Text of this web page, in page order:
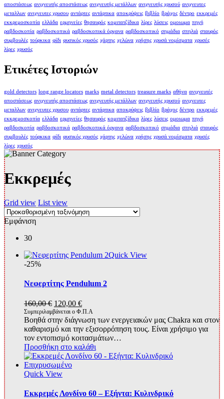
αποστάσεως ανιχνευτής αποστάσεως ανιχνευτής μετάλλων ανιχνευτής χρυσού ανιχνευτες
μεταλλων ανιχνευτες χρυσου αντάρτες αντάρτικα αποκρύψεις βιβλίο βράχος δέντρο εκκρεμές
εκκρεμοσκοπία ελλάδα ερμηνείες θησαυρός κομιτατζίδικα λίρες λύσεις ομοιωμα πηγή
ραβδοσκοπία ραβδοσκοπικά ραβδοσκοπικά όργανα ραβδοσκοπικό σημάδια σπηλιά σταυρός
συμβουλές τούρκικα φίδι φυσικός χρυσός χάρτης χελώνα χρήσης χρυσά νομίσματα χρυσές
λίρες χρυσός
Ετικέτες Ιστοριών
gold detectors long range locators marks metal detectors treasure marks αθήνα ανιχνευτές
αποστάσεως ανιχνευτής αποστάσεως ανιχνευτής μετάλλων ανιχνευτής χρυσού ανιχνευτες
μεταλλων ανιχνευτες χρυσου αντάρτες αντάρτικα αποκρύψεις βιβλίο βράχος δέντρο εκκρεμές
εκκρεμοσκοπία ελλάδα ερμηνείες θησαυρός κομιτατζίδικα λίρες λύσεις ομοιωμα πηγή
ραβδοσκοπία ραβδοσκοπικά ραβδοσκοπικά όργανα ραβδοσκοπικό σημάδια σπηλιά σταυρός
συμβουλές τούρκικα φίδι φυσικός χρυσός χάρτης χελώνα χρήσης χρυσά νομίσματα χρυσές
λίρες χρυσός
Εκκρεμές
Grid view List view
Εμφάνιση
30
Quick View
-25%
Νεφερτίτης Pendulum 2
160,00€ Original
price
was:
160,00 €.
120,00 €Η
τρέχουσα
τιμή
είναι:
120,00 €.
Συμπεριλαμβάνεται ο Φ.Π.Α
Βοηθά στην διάγνωση των ενεργειακών μας Chakra και στον
καθαρισμό και την εξισορρόπηση τους. Είναι χρήσιμο για
τον εντοπισμό κοιτασμάτων…
Προσθήκη στο καλάθι
Quick View
Εκκρεμές Λονδίνο 60 – Εξήντα: Kυλινδρικό